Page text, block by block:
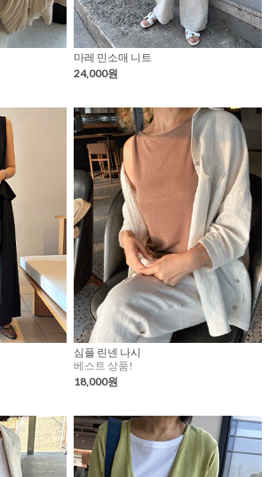
마레 민소매 니트
24,000원
심플 린넨 나시
베스트 상품!
18,000원